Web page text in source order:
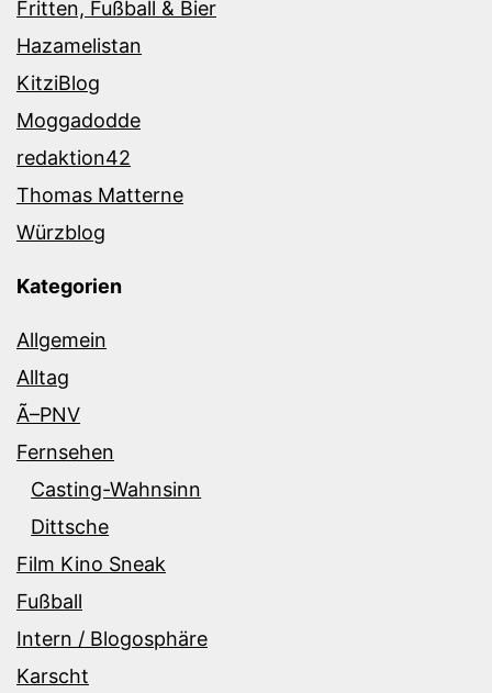
Fritten, Fußball & Bier
Hazamelistan
KitziBlog
Moggadodde
redaktion42
Thomas Matterne
Würzblog
Kategorien
Allgemein
Alltag
Ã–PNV
Fernsehen
Casting-Wahnsinn
Dittsche
Film Kino Sneak
Fußball
Intern / Blogosphäre
Karscht